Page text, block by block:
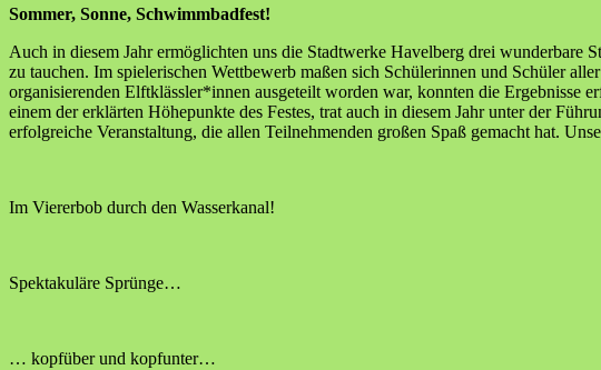
Sommer, Sonne, Schwimmbadfest!
Auch in diesem Jahr ermöglichten uns die Stadtwerke Havelberg drei wunderbare
zu tauchen. Im spielerischen Wettbewerb maßen sich Schülerinnen und Schüler
organisierenden Elftklässler*innen ausgeteilt worden war, konnten die Ergebnisse
einem der erklärten Höhepunkte des Festes, trat auch in diesem Jahr unter der
erfolgreiche Veranstaltung, die allen Teilnehmenden großen Spaß gemacht hat.
Im Viererbob durch den Wasserkanal!
Spektakuläre Sprünge…
… kopfüber und kopfunter…